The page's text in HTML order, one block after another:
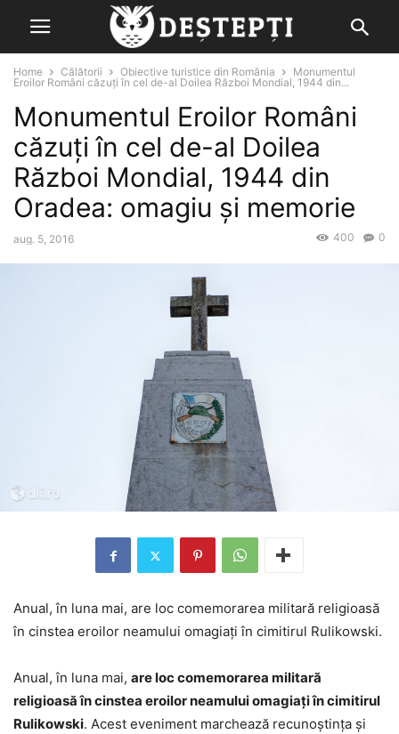
Home Călătorii Obiective turistice din România
Monumentul
Eroilor Români căzuți în cel de-al Doilea Război Mondial, 1944 din...
Monumentul Eroilor Români
căzuți în cel de-al Doilea
Război Mondial, 1944 din
Oradea: omagiu și memorie
aug. 5, 2016 0
400
Anual, în luna mai, are loc comemorarea militară religioasă
în cinstea eroilor neamului omagiați în cimitirul Rulikowski.
Anual, în luna mai, are loc comemorarea militară
religioasă în cinstea eroilor neamului omagiați în cimitirul
Rulikowski. Acest eveniment marchează recunoștința și